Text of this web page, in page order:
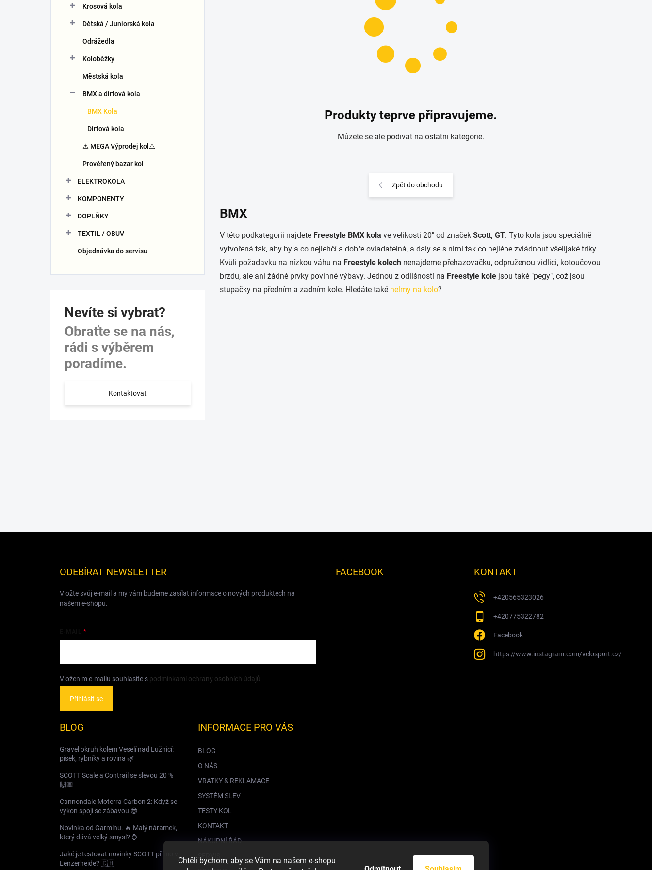
Chtěli bychom, aby se Vám na našem e-shopu
Krosová kola
Dětská / Juniorská kola
Odrážedla
Koloběžky
Městská kola
BMX a dirtová kola
BMX Kola
Dirtová kola
⚠️ MEGA Výprodej kol⚠️
Prověřený bazar kol
ELEKTROKOLA
KOMPONENTY
DOPLŇKY
TEXTIL / OBUV
Objednávka do servisu
Nevíte si vybrat?
Obraťte se na nás,
rádi s výběrem
poradíme.
Kontaktovat
Produkty teprve připravujeme.
Můžete se ale podívat na ostatní kategorie.
Zpět do obchodu
BMX
V této podkategorii najdete Freestyle BMX kola ve velikosti 20" od značek Scott, GT. Tyto kola jsou speciálně
vytvořená tak, aby byla co nejlehčí a dobře ovladatelná, a daly se s nimi tak co nejlépe zvládnout všelijaké triky.
Kvůli požadavku na nízkou váhu na Freestyle kolech nenajdeme přehazovačku, odpruženou vidlici, kotoučovou
brzdu, ale ani žádné prvky povinné výbavy. Jednou z odlišností na Freestyle kole jsou také "pegy", což jsou
stupačky na předním a zadním kole. Hledáte také helmy na kolo?
ODEBÍRAT NEWSLETTER
Vložte svůj e-mail a my vám budeme zasílat informace o nových produktech na
našem e-shopu.
Vložením e-mailu souhlasíte s podmínkami ochrany osobních údajů
Přihlásit se
FACEBOOK KONTAKT
+420565323026
+420775322782
Facebook
https://www.instagram.com/velosport.cz/
BLOG
Gravel okruh kolem Veselí nad Lužnicí:
písek, rybníky a rovina 🌿
SCOTT Scale a Contrail se slevou 20 %
🙌🏼
Cannondale Moterra Carbon 2: Když se
výkon spojí se zábavou 😎
Novinka od Garminu. 🔥 Malý náramek,
který dává velký smysl? ⌚️
Jaké je testovat novinky SCOTT přímo v
Lenzerheide? 🇨🇭
INFORMACE PRO VÁS
BLOG
O NÁS
VRATKY & REKLAMACE
SYSTÉM SLEV
TESTY KOL
KONTAKT
NÁKUPNÍ ŘÁD
SERVIS